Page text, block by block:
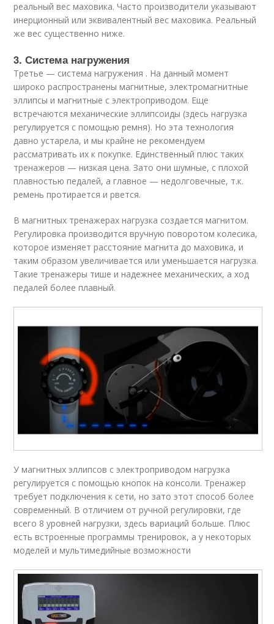
реальный вес маховика. Часто производители указывают
инерционный или эквивалентный вес маховика. Реальный
же вес существенно ниже.
3. Система нагружения
Третье — система нагружения . На данный момент
широко распространены магнитные, электромагнитные
эллипсы и магнитные с электроприводом. Еще
встречаются механические эллипсоиды (здесь нагрузка
регулируется с помощью ремня). Но эта технология
давно устарела, и мы крайне не рекомендуем
рассматривать их к покупке. Единственный плюс таких
тренажеров — низкая цена. Зато они шумные, с плохой
плавностью педалей, а главное — недолговечные, т.к.
ремень протирается и рвется.
В магнитных тренажерах нагрузка создается магнитом.
Регулировка производится вручную поворотом колесика,
которое изменяет расстояние магнита до маховика, и
таким образом увеличивается или уменьшается нагрузка.
Такие тренажеры тише и надежнее механических, а ход
педалей более плавный.
У магнитных эллипсов с электроприводом нагрузка
регулируется с помощью кнопок на консоли. Тренажер
требует подключения к сети, но зато этот способ более
современный. В отличием от ручной регулировки, где
всего 8 уровней нагрузки, здесь вариаций больше. Плюс
есть встроенные программы тренировок, а у некоторых
моделей и мультимедийные возможности